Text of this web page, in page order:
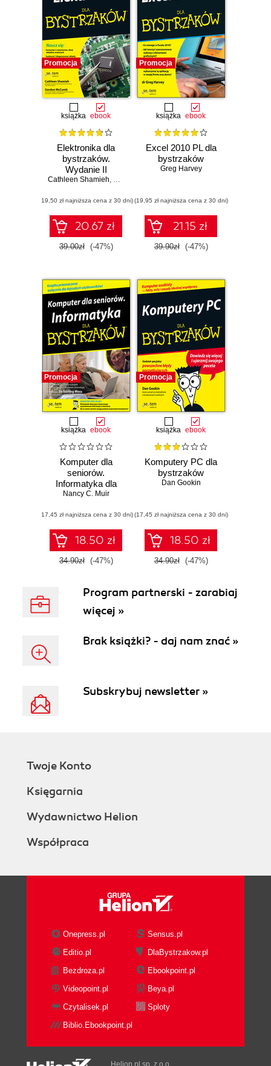
Promocja
książka ebook
Elektronika dla
bystrzaków.
Wydanie II
Cathleen Shamieh, Gordon McComb
(19,50 zł najniższa cena z 30 dni)
20.67 zł
39.00zł (-47%)
Promocja
książka ebook
Excel 2010 PL dla
bystrzaków
Greg Harvey
(19,95 zł najniższa cena z 30 dni)
21.15 zł
39.90zł (-47%)
Promocja
książka ebook
Komputer dla
seniorów.
Informatyka dla
bystrzaków
Nancy C. Muir
(17,45 zł najniższa cena z 30 dni)
18.50 zł
34.90zł (-47%)
Promocja
książka ebook
Komputery PC dla
bystrzaków
Dan Gookin
(17,45 zł najniższa cena z 30 dni)
18.50 zł
34.90zł (-47%)
Program partnerski - zarabiaj
więcej »
Brak książki? - daj nam znać »
Subskrybuj newsletter »
Twoje Konto
Księgarnia
Wydawnictwo Helion
Współpraca
Onepress.pl
Sensus.pl
Editio.pl
DlaBystrzakow.pl
Bezdroza.pl
Ebookpoint.pl
Videopoint.pl
Beya.pl
Czytalisek.pl
Sploty
Biblio.Ebookpoint.pl
Helion.pl sp. z o.o.